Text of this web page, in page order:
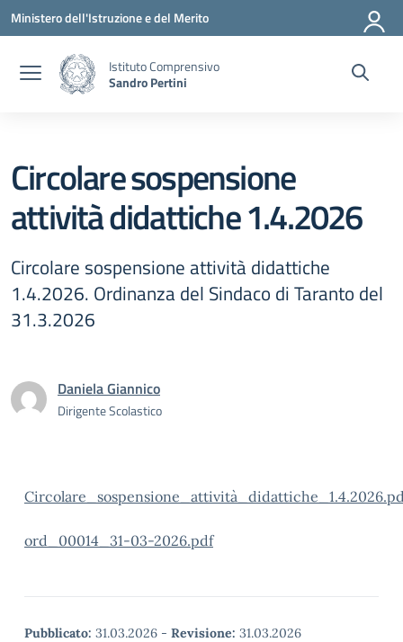
Vai ai contenuti
Vai al menu di navigazione
Vai al footer
Ministero dell'Istruzione e del Merito
Istituto Comprensivo
Sandro Pertini
Circolare sospensione
attività didattiche 1.4.2026
Circolare sospensione attività didattiche
1.4.2026. Ordinanza del Sindaco di Taranto del
31.3.2026
Daniela Giannico
Dirigente Scolastico
ord_00014_31-03-2026.pdf
Pubblicato: 31.03.2026 - Revisione: 31.03.2026